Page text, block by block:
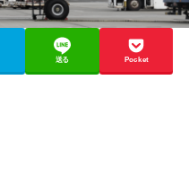
送る Pocket